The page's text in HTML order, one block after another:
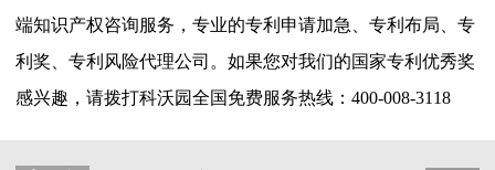
端知识产权咨询服务，专业的专利申请加急、专利布局、专
利奖、专利风险代理公司。如果您对我们的国家专利优秀奖
感兴趣，请拨打科沃园全国免费服务热线：400-008-3118